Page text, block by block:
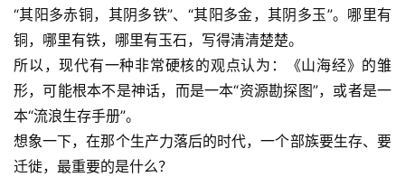
“其阳多赤铜，其阴多铁”、“其阳多金，其阴多玉”。哪里有
铜，哪里有铁，哪里有玉石，写得清清楚楚。
所以，现代有一种非常硬核的观点认为：《山海经》的雏
形，可能根本不是神话，而是一本“资源勘探图”，或者是一
本“流浪生存手册”。
想象一下，在那个生产力落后的时代，一个部族要生存、要
迁徙，最重要的是什么？